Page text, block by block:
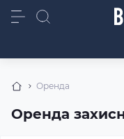
Оренда
Оренда